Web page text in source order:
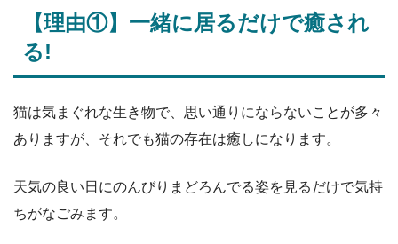
【理由①】一緒に居るだけで癒され
る!
猫は気まぐれな生き物で、思い通りにならないことが多々
ありますが、それでも猫の存在は癒しになります。
天気の良い日にのんびりまどろんでる姿を見るだけで気持
ちがなごみます。